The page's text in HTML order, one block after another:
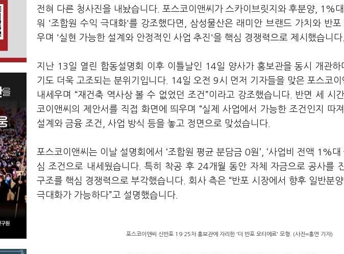
전혀 다른 청사진을 내놨습니다. 포스코이앤씨가 스카이브릿지와 후분양, 1%
워 '조합원 수익 극대화'를 강조했다면, 삼성물산은 래미안 브랜드 가치와 반포
우며 '실현 가능한 설계와 안정적인 사업 추진'을 핵심 경쟁력으로 제시했습니다.
지난 13일 열린 합동설명회 이후 이틀날인 14일 양사가 홍보관을 동시 개관
기도 더욱 고조되는 분위기입니다. 14일 오전 9시 먼저 기자들을 맞은 포스코
내세우며 “재건축 역사상 볼 수 없었던 조건”이라고 강조했습니다. 반면 세 시
코이앤씨의 제안서를 직접 화면에 띄우며 “실제 사업에서 가능한 조건인지 따
설계와 금융 조건, 사업 방식 등을 놓고 정면으로 맞섰습니다.
포스코이앤씨는 이날 설명회에서 ‘조합원 평균 분담금 0원’, ‘사업비 전액 1%대
심 조건으로 내세웠습니다. 특히 착공 후 24개월 동안 자체 자금으로 공사를
구조를 핵심 경쟁력으로 부각했습니다. 회사 측은 “반포 시장에서 향후 일반분
극대화가 가능하다”고 설명했습니다.
포스코이앤씨 신반포 19·25차 홍보관에 자리한 '더 반포 오티에르' 모형. (사진=홍연 기자)